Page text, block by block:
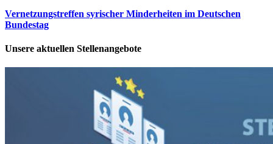
Vernetzungstreffen syrischer Minderheiten im Deutschen
Bundestag
Unsere aktuellen Stellenangebote